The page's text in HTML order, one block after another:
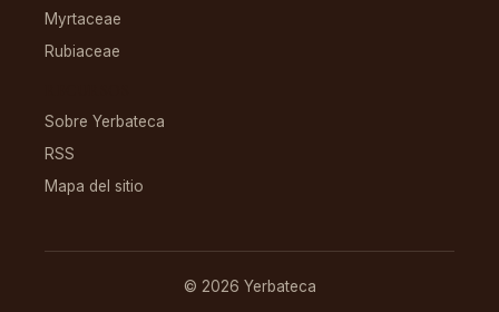
Myrtaceae
Rubiaceae
Sobre Yerbateca
RSS
Mapa del sitio
© 2026 Yerbateca